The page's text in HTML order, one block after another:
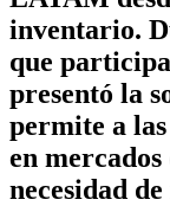
inventario.
que
presentó la
permite a las
en
necesidad